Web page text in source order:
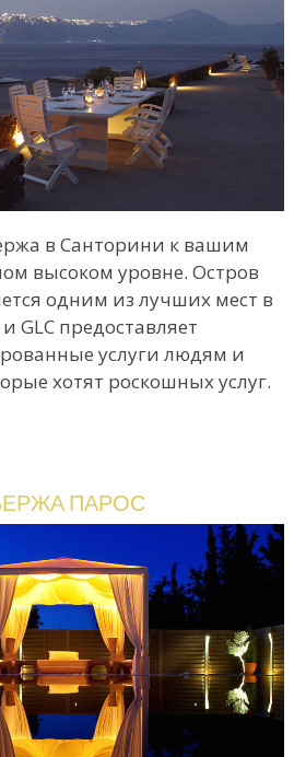
в Санторини к вашим
высоком уровне. Остров
одним из лучших мест в
GLC предоставляет
услуги людям и
хотят роскошных услуг.
ПАРОС